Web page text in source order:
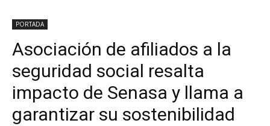
PORTADA
Asociación de afiliados a la
seguridad social resalta
impacto de Senasa y llama a
garantizar su sostenibilidad